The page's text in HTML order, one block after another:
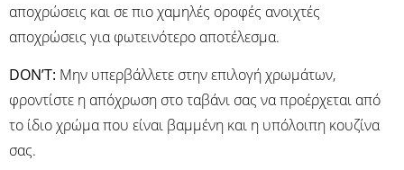
αποχρώσεις και σε πιο χαμηλές οροφές ανοιχτές
αποχρώσεις για φωτεινότερο αποτέλεσμα.
DON’T: Μην υπερβάλλετε στην επιλογή χρωμάτων,
φροντίστε η απόχρωση στο ταβάνι σας να προέρχεται από
το ίδιο χρώμα που είναι βαμμένη και η υπόλοιπη κουζίνα
σας.